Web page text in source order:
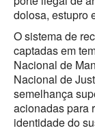
dolosa, estupro
O sistema de
captadas em
Nacional de
Nacional de
semelhança
acionadas para
identidade do